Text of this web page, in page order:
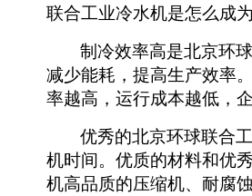
联合工业冷水机是怎么成
制冷效率高是北京环
减少能耗，提高生产效率
率越高，运行成本越低，
优秀的北京环球联合
机时间。 优质的材料和优
机高品质的压缩机、耐腐